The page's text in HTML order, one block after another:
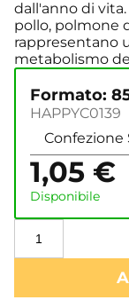
dall'anno di
pollo, polmone
rappresentano
metabolismo
Formato:
HAPPYC0139
1,05 €
Disponibile